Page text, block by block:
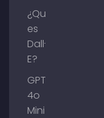
¿Qué
es
Dall-
E?
GPT-
4o
Mini